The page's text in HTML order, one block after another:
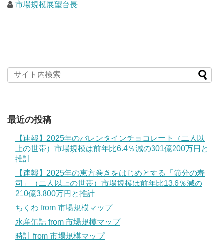
市場規模展望台長
最近の投稿
【速報】2025年のバレンタインチョコレート（二人以
上の世帯）市場規模は前年比6.4％減の301億200万円と
推計
【速報】2025年の恵方巻きをはじめとする「節分の寿
司」（二人以上の世帯）市場規模は前年比13.6％減の
210億3,800万円と推計
ちくわ from 市場規模マップ
水産缶詰 from 市場規模マップ
時計 from 市場規模マップ